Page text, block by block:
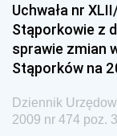
Dziennik
Dziennik
Wewnętrznego
Dziennik
Uchwała nr
Stąporkowie z
sprawie zmian
Stąporków na
Dziennik
2009 nr 474 poz.